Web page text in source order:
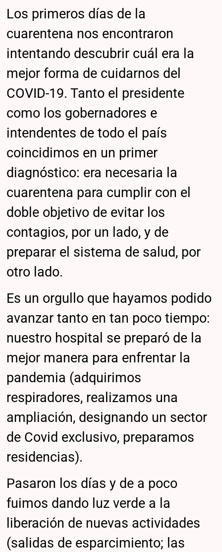
Los primeros días de la
cuarentena nos encontraron
intentando descubrir cuál era la
mejor forma de cuidarnos del
COVID-19. Tanto el presidente
como los gobernadores e
intendentes de todo el país
coincidimos en un primer
diagnóstico: era necesaria la
cuarentena para cumplir con el
doble objetivo de evitar los
contagios, por un lado, y de
preparar el sistema de salud, por
otro lado.
Es un orgullo que hayamos podido
avanzar tanto en tan poco tiempo:
nuestro hospital se preparó de la
mejor manera para enfrentar la
pandemia (adquirimos
respiradores, realizamos una
ampliación, designando un sector
de Covid exclusivo, preparamos
residencias).
Pasaron los días y de a poco
fuimos dando luz verde a la
liberación de nuevas actividades
(salidas de esparcimiento; las